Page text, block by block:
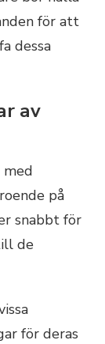
för att
dessa
av
med
på
snabbt för
de
för deras